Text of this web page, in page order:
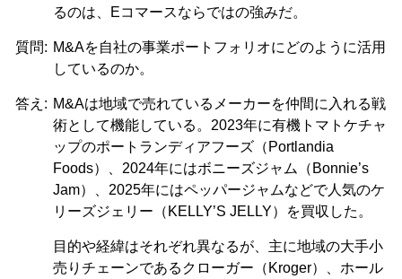
るのは、Eコマースならではの強みだ。
質問: M&Aを自社の事業ポートフォリオにどのように活用
しているのか。
答え: M&Aは地域で売れているメーカーを仲間に入れる戦
術として機能している。2023年に有機トマトケチャ
ップのポートランディアフーズ（Portlandia
Foods）、2024年にはボニーズジャム（Bonnie’s
Jam）、2025年にはペッパージャムなどで人気のケ
リーズジェリー（KELLY’S JELLY）を買収した。
目的や経緯はそれぞれ異なるが、主に地域の大手小
売りチェーンであるクローガー（Kroger）、ホール